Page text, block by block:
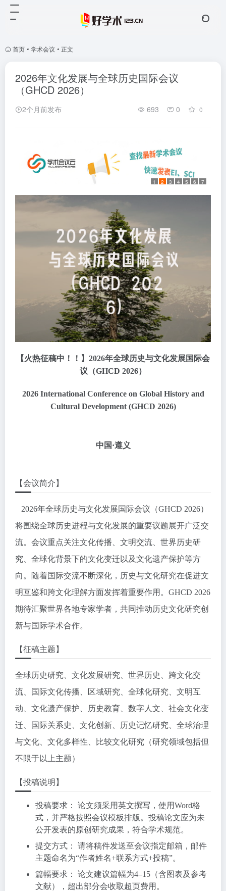
首页 • 学术会议 • 正文
2026年文化发展与全球历史国际会议
（GHCD 2026）
2个月前发布 693 0 0
1 2 3 4 5 6 7
【火热征稿中！！】2026年全球历史与文化发展国际会
议（GHCD 2026）
2026 International Conference on Global History and
Cultural Development (GHCD 2026)
中国·遵义
【会议简介】
2026年全球历史与文化发展国际会议（GHCD 2026）
将围绕全球历史进程与文化发展的重要议题展开广泛交
流。会议重点关注文化传播、文明交流、世界历史研
究、全球化背景下的文化变迁以及文化遗产保护等方
向。随着国际交流不断深化，历史与文化研究在促进文
明互鉴和跨文化理解方面发挥着重要作用。GHCD 2026
期待汇聚世界各地专家学者，共同推动历史文化研究创
新与国际学术合作。
【征稿主题】
全球历史研究、文化发展研究、世界历史、跨文化交
流、国际文化传播、区域研究、全球化研究、文明互
动、文化遗产保护、历史教育、数字人文、社会文化变
迁、国际关系史、文化创新、历史记忆研究、全球治理
与文化、文化多样性、比较文化研究（研究领域包括但
不限于以上主题）
【投稿说明】
投稿要求： 论文须采用英文撰写，使用Word格
式，并严格按照会议模板排版。投稿论文应为未
公开发表的原创研究成果，符合学术规范。
提交方式： 请将稿件发送至会议指定邮箱，邮件
主题命名为“作者姓名+联系方式+投稿”。
篇幅要求： 论文建议篇幅为4–15（含图表及参考
文献），超出部分会收取超页费用。